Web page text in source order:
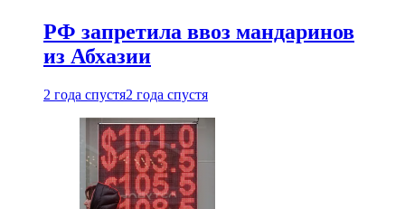
РФ запретила ввоз мандаринов
из Абхазии
2 года спустя2 года спустя